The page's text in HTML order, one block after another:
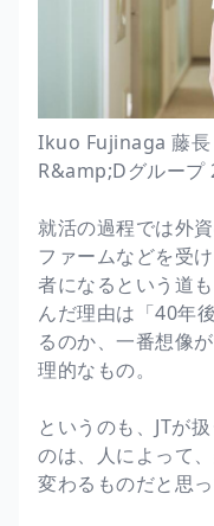
Ikuo Fujinaga 藤
R&amp;Dグループ
就活の過程では外
ファームなどを受
者になるという道
んだ理由は「40年
るのか、一番想像
理的なもの。
というのも、JTが
のは、人によって
変わるものだと思っ